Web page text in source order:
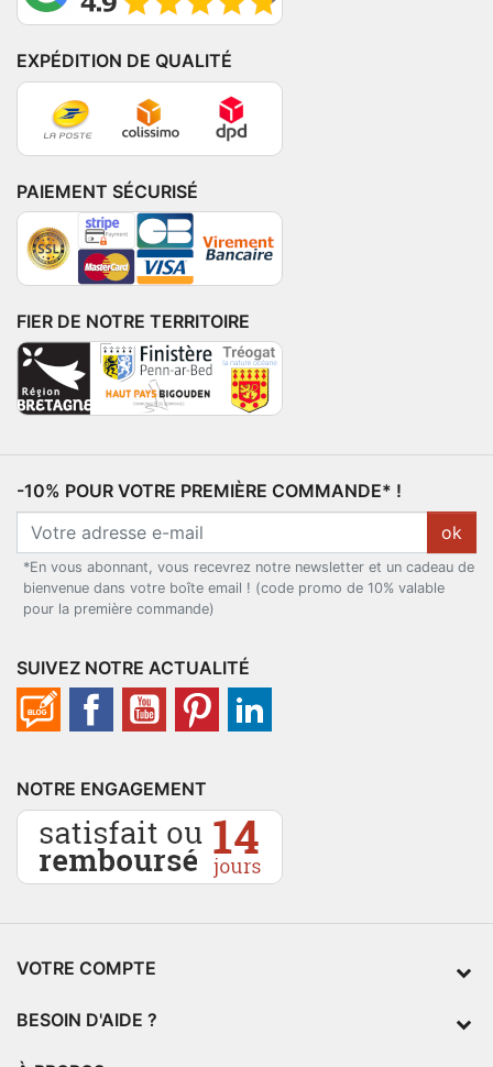
EXPÉDITION DE QUALITÉ
PAIEMENT SÉCURISÉ
FIER DE NOTRE TERRITOIRE
-10% POUR VOTRE PREMIÈRE COMMANDE* !
ok
*En vous abonnant, vous recevrez notre newsletter et un cadeau de
bienvenue dans votre boîte email ! (code promo de 10% valable
pour la première commande)
SUIVEZ NOTRE ACTUALITÉ
NOTRE ENGAGEMENT
VOTRE COMPTE
BESOIN D'AIDE ?